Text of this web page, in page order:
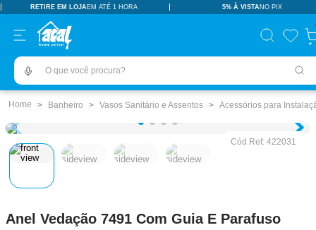
RETIRE EM LOJAEM ATÉ 1 HORA 5% À VISTANO PIX
O que você procura?
Banheiro Vasos Sanitário e Assentos Acessórios para
Cód.Ref: 422031
Anel Vedação 7491 Com Guia E Parafuso
TERMOS MAIS BUSCADOS
pisos revestimentos
º ceramica
tinta
4
5º revestimento
8º porta